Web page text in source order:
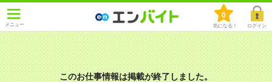
メニュー
0
気になる！ ログイン
このお仕事情報は掲載が終了しました。